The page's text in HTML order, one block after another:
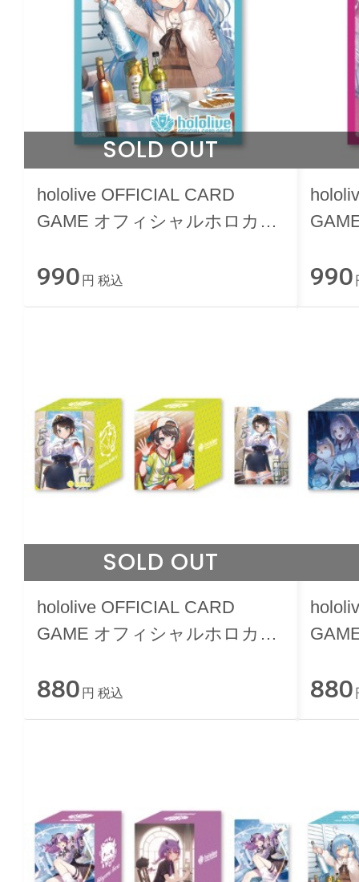
SOLD OUT
hololive OFFICIAL CARD
GAME オフィシャルホロカス
990 円 税込
ヴィ
990
SOLD OUT
hololive OFFICIAL CARD
GAME オフィシャルホロカケ
880 円 税込 880